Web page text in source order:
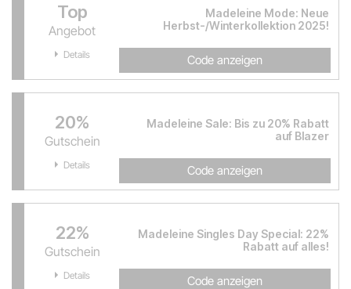
Top
Angebot
Madeleine Mode: Neue
Herbst-/Winterkollektion 2025!
Details Code anzeigen
20%
Gutschein
Madeleine Sale: Bis zu 20% Rabatt
auf Blazer
Details Code anzeigen
22%
Gutschein
Madeleine Singles Day Special: 22%
Rabatt auf alles!
Details Code anzeigen